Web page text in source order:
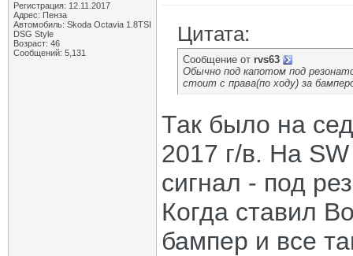
Регистрация: 12.11.2017
Адрес: Пенза
Автомобиль: Skoda Octavia 1.8TSI
DSG Style
Возраст: 46
Сообщений: 5,131
Цитата:
Сообщение от rvs63
Обычно под капотом под
стоит с права(по ходу) за
Так было на
2017 г/в. На
сигнал - под
Когда ставил
бампер и все